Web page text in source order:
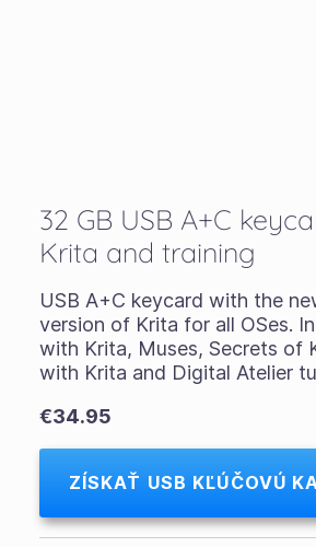
32 GB USB A+C
Krita and training
USB A+C keycard with the
version of Krita for all OSes.
with Krita, Muses, Secrets of
with Krita and Digital Atelier
€34.95
ZÍSKAŤ USB KĽÚČOVÚ